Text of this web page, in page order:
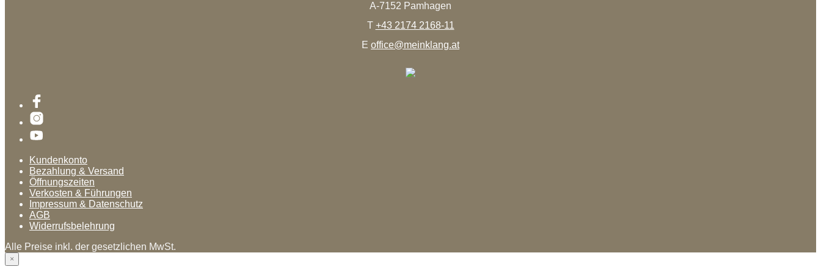
A-7152 Pamhagen
T +43 2174 2168-11
E office@meinklang.at
Kundenkonto
Bezahlung & Versand
Öffnungszeiten
Verkosten & Führungen
Impressum & Datenschutz
AGB
Widerrufsbelehrung
Alle Preise inkl. der gesetzlichen MwSt.
×